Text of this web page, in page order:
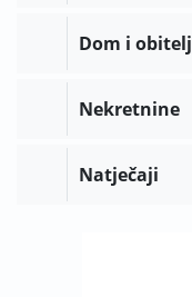
Dom i obitelj
Nekretnine
Natječaji